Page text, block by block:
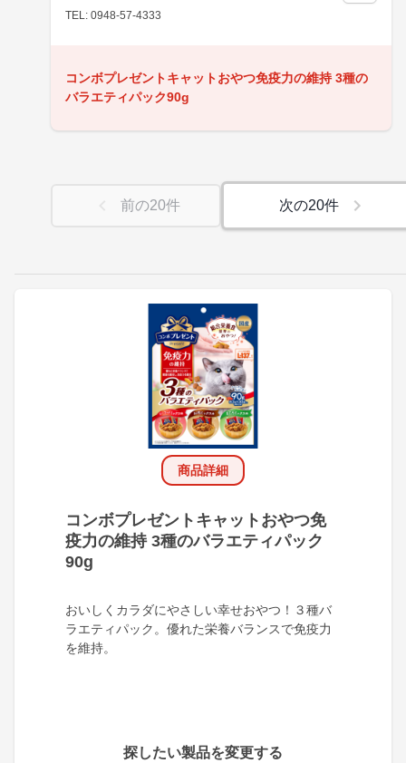
商品詳細
コンボプレゼントキャットおやつ免
疫力の維持 3種のバラエティパック
90g
おいしくカラダにやさしい幸せおやつ！３種バ
ラエティパック。優れた栄養バランスで免疫力
を維持。
探したい製品を変更する
TEL: 0948-57-4333
コンボプレゼントキャットおやつ免疫力の維持 3種の
バラエティパック90g
前の20件 次の20件